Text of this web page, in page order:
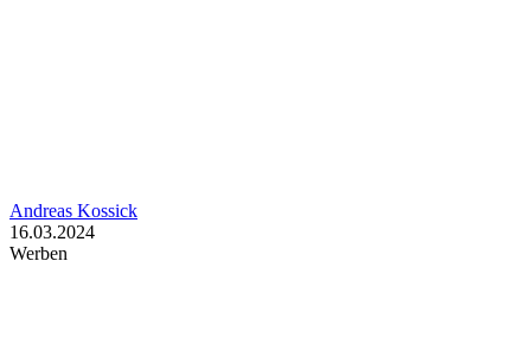
Andreas Kossick
16.03.2024
Werben